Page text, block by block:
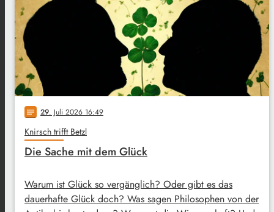
notes 29. Juli 2026 16:49
Knirsch trifft Betzl
Die Sache mit dem Glück
Warum ist Glück so vergänglich? Oder gibt es das
dauerhafte Glück doch? Was sagen Philosophen von der